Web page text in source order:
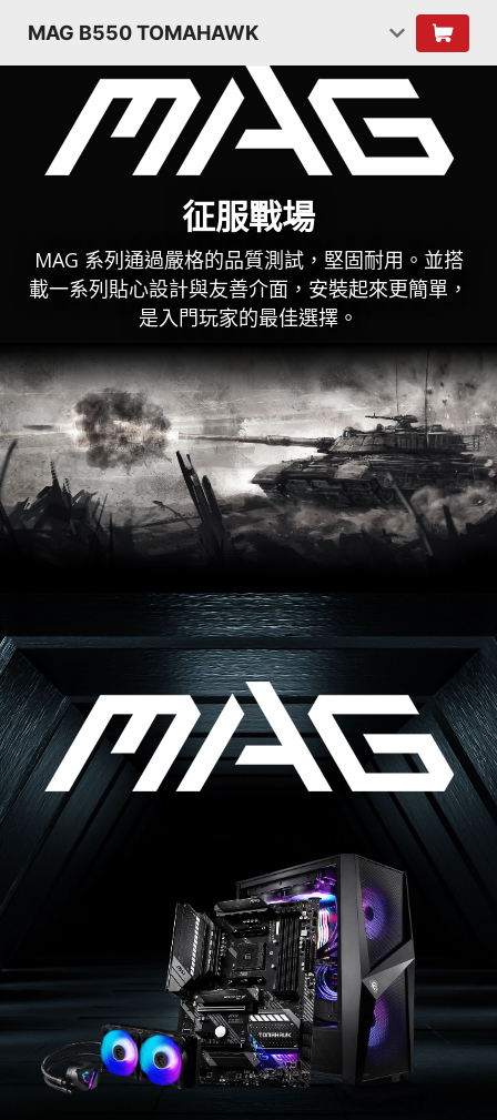
MAG B550 TOMAHAWK
征服戰場
MAG 系列通過嚴格的品質測試，堅固耐用。並搭
載一系列貼心設計與友善介面，安裝起來更簡單，
是入門玩家的最佳選擇。